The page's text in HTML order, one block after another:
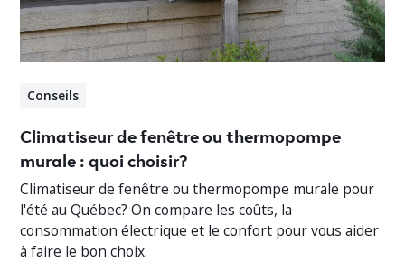
Conseils
Climatiseur de fenêtre ou thermopompe
murale : quoi choisir?
Climatiseur de fenêtre ou thermopompe murale pour
l'été au Québec? On compare les coûts, la
consommation électrique et le confort pour vous aider
à faire le bon choix.